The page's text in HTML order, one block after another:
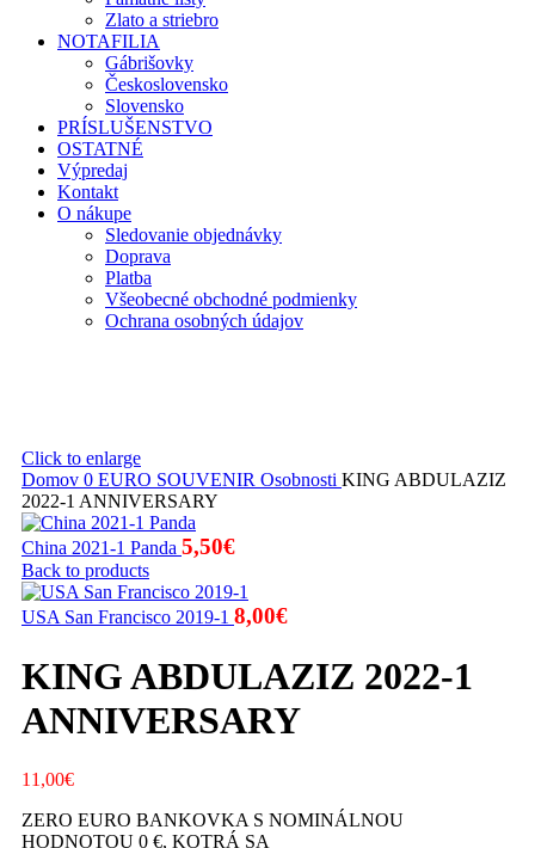
Zlato a striebro
NOTAFILIA
Gábrišovky
Československo
Slovensko
PRÍSLUŠENSTVO
OSTATNÉ
Výpredaj
Kontakt
O nákupe
Sledovanie objednávky
Doprava
Platba
Všeobecné obchodné podmienky
Ochrana osobných údajov
Click to enlarge
Domov 0 EURO SOUVENIR Osobnosti KING ABDULAZIZ
2022-1 ANNIVERSARY
China 2021-1 Panda 5,50€
Back to products
USA San Francisco 2019-1 8,00€
KING ABDULAZIZ 2022-1
ANNIVERSARY
11,00€
ZERO EURO BANKOVKA S NOMINÁLNOU
HODNOTOU 0 €, KOTRÁ SA